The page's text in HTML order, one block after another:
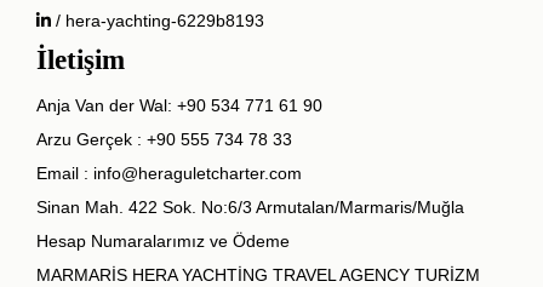
/ hera-yachting-6229b8193
İletişim
Anja Van der Wal: +90 534 771 61 90
Arzu Gerçek : +90 555 734 78 33
Email : info@heraguletcharter.com
Sinan Mah. 422 Sok. No:6/3 Armutalan/Marmaris/Muğla
Hesap Numaralarımız ve Ödeme
MARMARİS HERA YACHTİNG TRAVEL AGENCY TURİZM